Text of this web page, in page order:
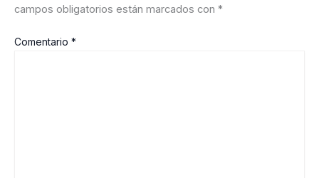
campos obligatorios están marcados con *
Comentario *